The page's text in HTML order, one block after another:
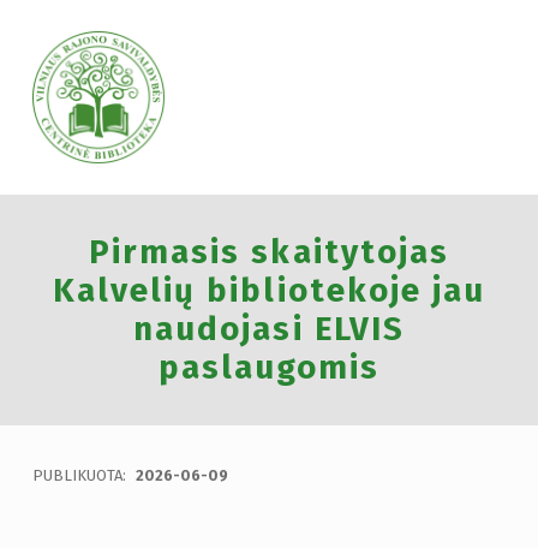
VILNIAUS RAJONO SAVIVALDYBĖS CENTRINĖ BIBLIOTEKA
Pirmasis skaitytojas
Kalvelių bibliotekoje jau
naudojasi ELVIS
paslaugomis
PUBLIKUOTA: 2026-06-09